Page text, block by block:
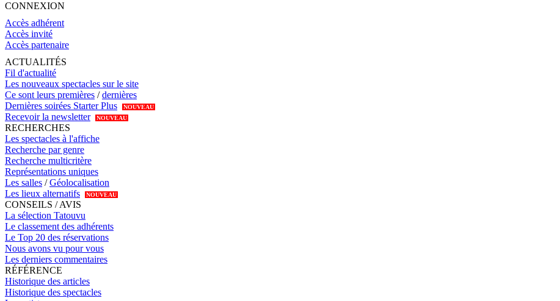
CONNEXION
Accès adhérent
Accès invité
Accès partenaire
ACTUALITÉS
Fil d'actualité
Les nouveaux spectacles sur le site
Ce sont leurs premières /dernières
Dernières soirées Starter Plus
NOUVEAU
Recevoir la newsletter NOUVEAU
RECHERCHES
Les spectacles à l'affiche
Recherche par genre
Recherche multicritère
Représentations uniques
Les salles /Géolocalisation
Les lieux alternatifs
NOUVEAU
CONSEILS / AVIS
La sélection Tatouvu
Le classement des adhérents
Le Top 20 des réservations
Nous avons vu pour vous
Les derniers commentaires
RÉFÉRENCE
Historique des articles
Historique des spectacles